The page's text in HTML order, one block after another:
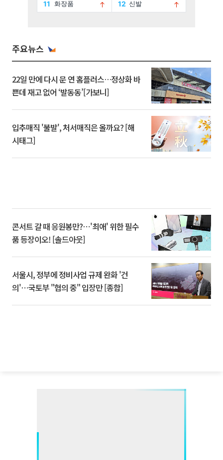
주요뉴스
22일 만에 다시 문 연 홈플러스…정상화 바
쁜데 재고 없어 ‘발동동’[가보니]
입추매직 '불발', 처서매직은 올까요? [해
시태그]
콘서트 갈 때 응원봉만?⋯'최애' 위한 필수
품 등장이오! [솔드아웃]
서울시, 정부에 정비사업 규제 완화 '건
의'⋯국토부 "협의 중" 입장만 [종합]